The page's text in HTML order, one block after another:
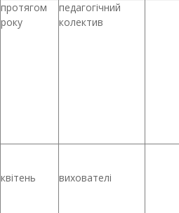
протягом
року
педагогічний
колектив
квітень вихователі